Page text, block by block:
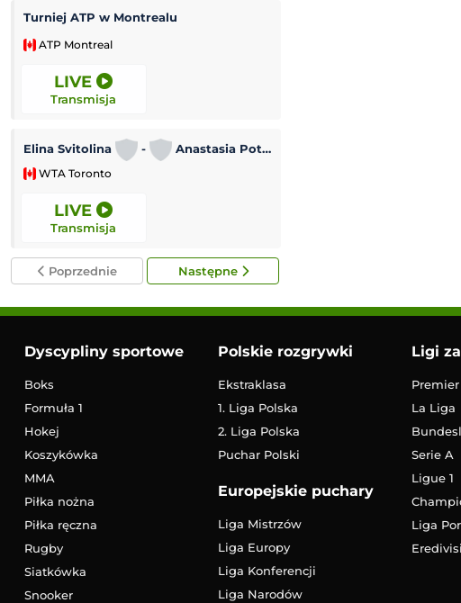
Turniej ATP w Montrealu
ATP Montreal
LIVE
Transmisja
Elina Svitolina - Anastasia Potapova
WTA Toronto
LIVE
Transmisja
Poprzednie Następne
Dyscypliny sportowe
Boks
Formuła 1
Hokej
Koszykówka
MMA
Piłka nożna
Piłka ręczna
Rugby
Siatkówka
Snooker
Polskie rozgrywki
Ekstraklasa
1. Liga Polska
2. Liga Polska
Puchar Polski
Europejskie puchary
Liga Mistrzów
Liga Europy
Liga Konferencji
Liga Narodów
Ligi
La Liga
Serie A
Ligue 1
Liga